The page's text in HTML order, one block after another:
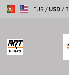
EUR / USD /
Página inicial
Motocicletas